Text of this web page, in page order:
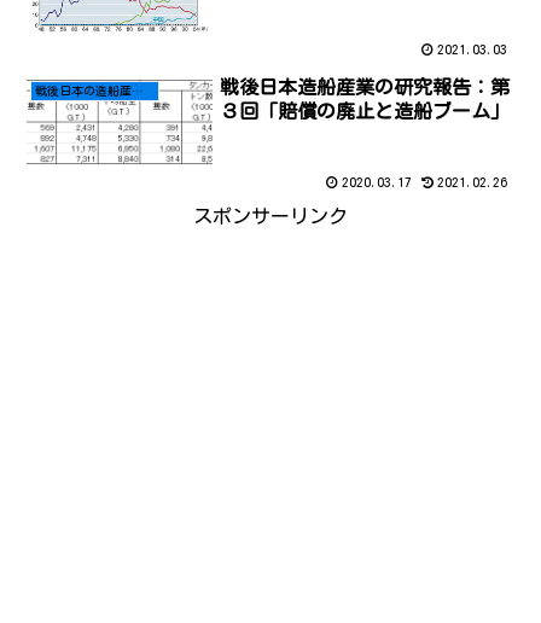
2021.03.03
戦後日本の造船産業の研究報告
戦後日本造船産業の研究報告：第
３回「賠償の廃止と造船ブーム」
2020.03.17 2021.02.26
スポンサーリンク